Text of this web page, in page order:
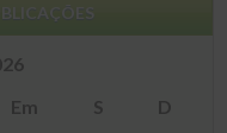
Em S
D